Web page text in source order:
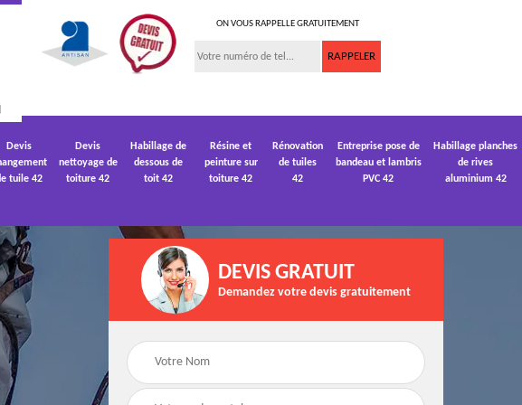
ON VOUS RAPPELLE GRATUITEMENT
Devis
tuile 42
Devis
nettoyage de
toiture 42
Habillage de
dessous de
toit 42
Résine et
peinture sur
toiture 42
Rénovation
de tuiles
42
Entreprise pose de
bandeau et lambris
PVC 42
Habillage planches
de rives
aluminium 42
Devis nettoyage de
toiture 42
Devis réparation de
toiture 42
DEVIS GRATUIT
Demandez votre devis gratuitement